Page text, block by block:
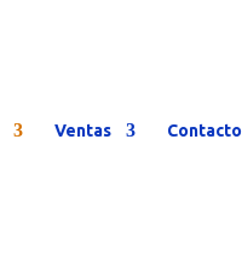
Ventas Contacto